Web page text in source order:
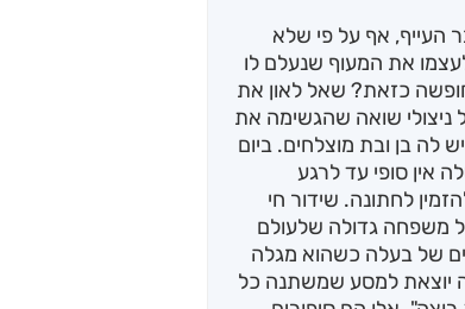
העייף, אף על פי שלא
את המעוף שנעלם לו
כזאת? שאל לאון את
ניצולי שואה שהגשימה את
לה בן ובת מוצלחים. ביום
אין סופי עד לרגע
לחתונה. שידור חי
של משפחה גדולה שלעולם
של בעלה כשהוא מגלה
יוצאת למסע שמשתנה כל